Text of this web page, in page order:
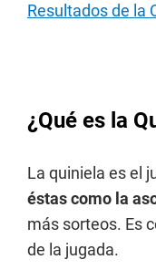
Resultados de la
¿Qué es la
La quiniela es el
éstas como la
más sorteos. Es
de la jugada.